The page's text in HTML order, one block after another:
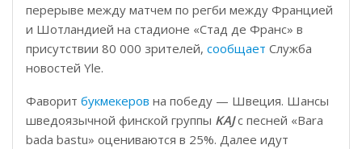
перерыве между матчем по регби между Францией
и Шотландией на стадионе «Стад де Франс» в
присутствии 80 000 зрителей, сообщает Служба
новостей Yle.
Фаворит букмекеров на победу — Швеция. Шансы
шведоязычной финской группы KAJ с песней «Bara
bada bastu» оцениваются в 25%. Далее идут